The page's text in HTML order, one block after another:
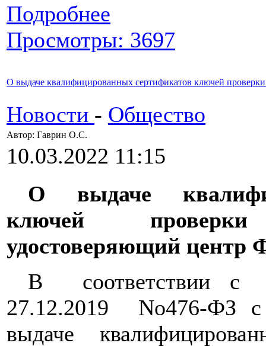
Подробнее
Просмотры: 3697
О выдаче квалифицированных сертификатов ключей
Новости - Общество
Автор: Гаврин О.C.
10.03.2022 11:15
О выдаче
ключей
удостоверяющий центр
В
соответствии
с
27.12.2019
No476-ФЗ
с
выдаче